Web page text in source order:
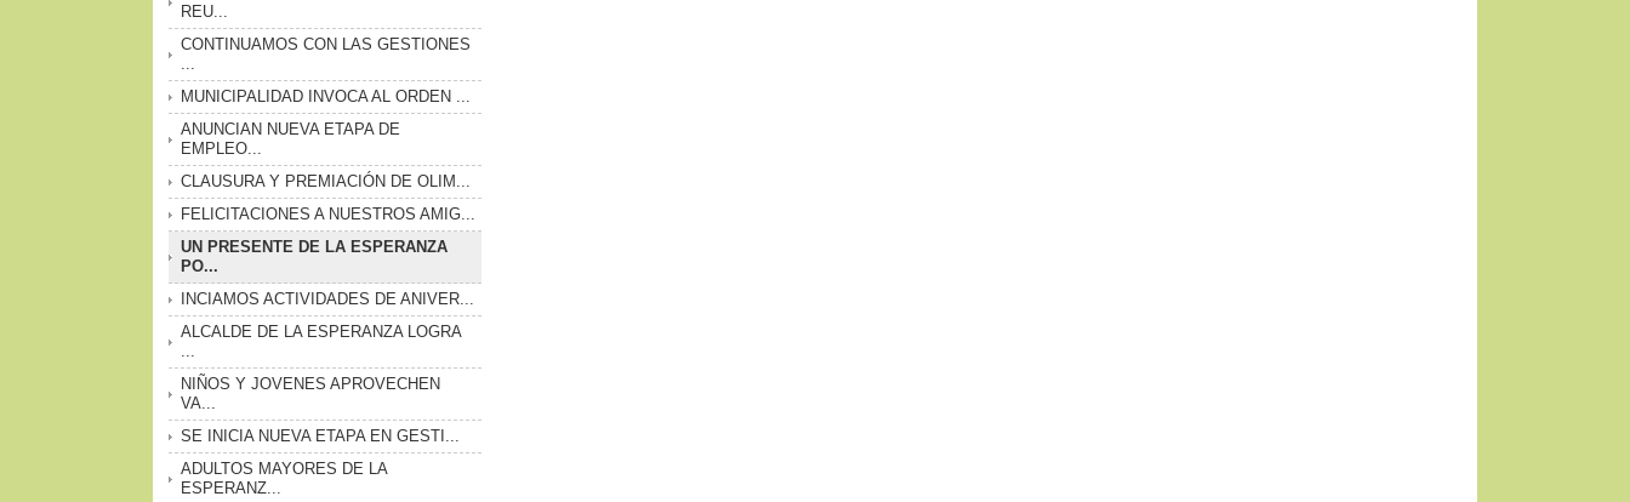
REU...
CONTINUAMOS CON LAS GESTIONES
MUNICIPALIDAD INVOCA AL ORDEN ...
ANUNCIAN NUEVA ETAPA DE
EMPLEO...
CLAUSURA Y PREMIACIÓN DE OLIM...
FELICITACIONES A NUESTROS AMIG...
UN PRESENTE DE LA ESPERANZA
PO...
INCIAMOS ACTIVIDADES DE ANIVER...
ALCALDE DE LA ESPERANZA LOGRA
NIÑOS Y JOVENES APROVECHEN
VA...
SE INICIA NUEVA ETAPA EN GESTI...
ADULTOS MAYORES DE LA
ESPERANZ...